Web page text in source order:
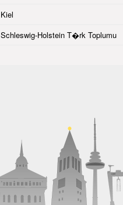
Kiel
Schleswig-Holstein T�rk Toplumu